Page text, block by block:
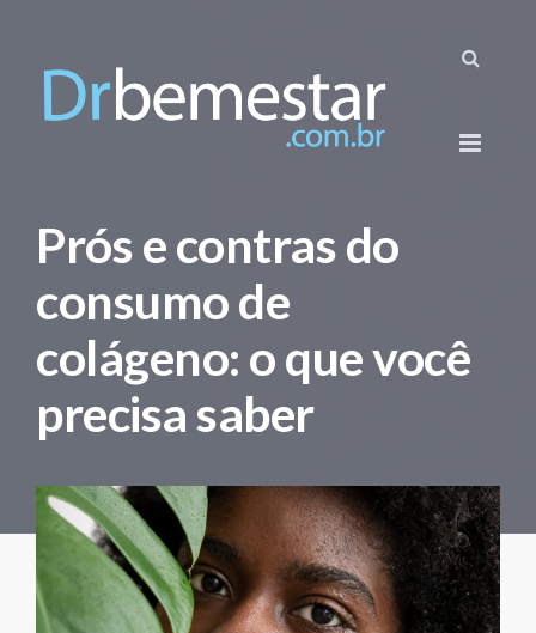
Prós e contras do
consumo de
colágeno: o que você
precisa saber